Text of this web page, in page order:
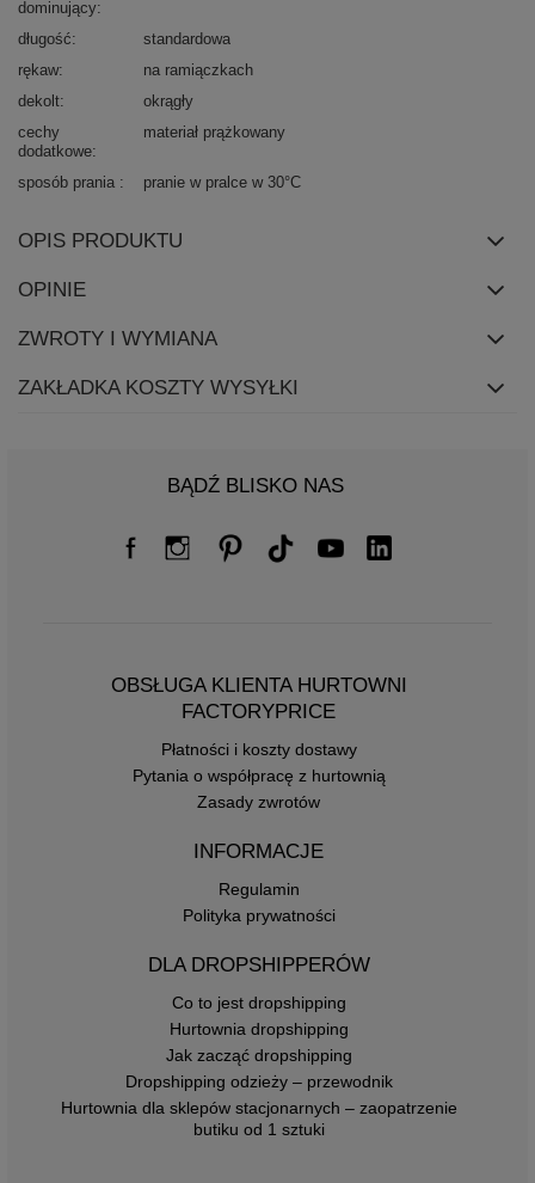
dominujący
długość
standardowa
rękaw
na ramiączkach
dekolt
okrągły
cechy
dodatkowe
materiał prążkowany
sposób prania pranie w pralce w 30°C
OPIS PRODUKTU
OPINIE
ZWROTY I WYMIANA
ZAKŁADKA KOSZTY WYSYŁKI
BĄDŹ BLISKO NAS
OBSŁUGA KLIENTA HURTOWNI
FACTORYPRICE
Płatności i koszty dostawy
Pytania o współpracę z hurtownią
Zasady zwrotów
INFORMACJE
Regulamin
Polityka prywatności
DLA DROPSHIPPERÓW
Co to jest dropshipping
Hurtownia dropshipping
Jak zacząć dropshipping
Dropshipping odzieży – przewodnik
Hurtownia dla sklepów stacjonarnych – zaopatrzenie
butiku od 1 sztuki